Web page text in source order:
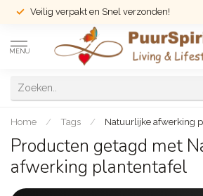
Veilig verpakt en Snel verzonden!
MENU
Home / Tags / Natuurlijke afwerking
Producten getagd met
afwerking plantentafel